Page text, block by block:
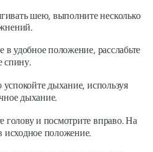
шею, выполните несколько
в удобное положение, расслабьте
спину.
успокойте дыхание, используя
дыхание.
голову и посмотрите вправо. На
исходное положение.